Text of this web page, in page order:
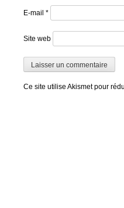
E-mail *
Site web
Ce site utilise Akismet pour